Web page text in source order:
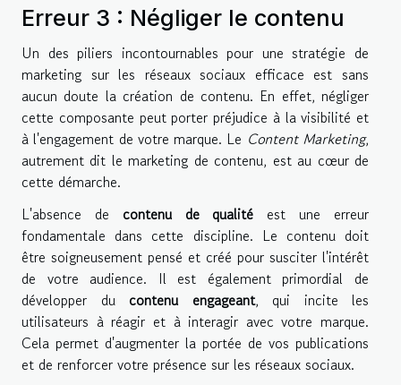
Erreur 3 : Négliger le contenu
Un des piliers incontournables pour une stratégie de
marketing sur les réseaux sociaux efficace est sans
aucun doute la création de contenu. En effet, négliger
cette composante peut porter préjudice à la visibilité et
à l'engagement de votre marque. Le Content Marketing,
autrement dit le marketing de contenu, est au cœur de
cette démarche.
L'absence de contenu de qualité est une erreur
fondamentale dans cette discipline. Le contenu doit
être soigneusement pensé et créé pour susciter l'intérêt
de votre audience. Il est également primordial de
développer du contenu engageant, qui incite les
utilisateurs à réagir et à interagir avec votre marque.
Cela permet d'augmenter la portée de vos publications
et de renforcer votre présence sur les réseaux sociaux.